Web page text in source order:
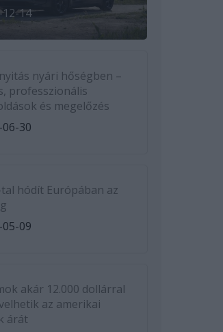
12-14
nyári hőségben –
professzionális
és megelőzés
30
tal hódít Európában az
09
akár 12.000 dollárral
az amerikai
árát